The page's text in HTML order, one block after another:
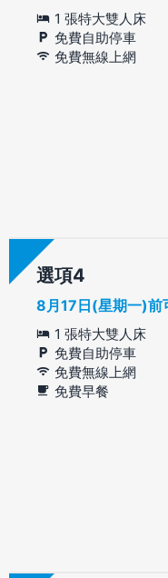
1 張特大雙人床
免費自助停車
免費無線上網
選項
8月17日(星期一)前
1 張特大雙人床
免費自助停車
免費無線上網
免費早餐